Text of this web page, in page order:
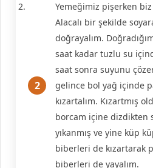
Yemeğimiz pişerken
Alacalı bir şekilde
doğrayalım.
saat kadar tuzlu su
saat sonra suyunu
gelince bol yağ içinde
kızartalım. Kızartmış
borcam içine dizdikten
yıkanmış ve yine küp
biberleri de kızartarak
biberleri de yayalım.